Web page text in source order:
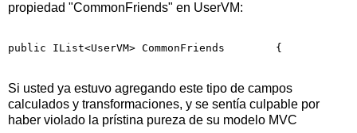
propiedad "CommonFriends" en UserVM:
public IList<UserVM> CommonFriends
Si usted ya estuvo agregando este tipo de campos
calculados y transformaciones, y se sentía culpable por
haber violado la prístina pureza de su modelo MVC